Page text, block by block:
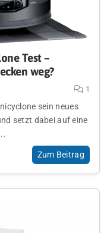
Test –
weg?
1
sein neues
setzt dabei auf eine
Zum Beitrag